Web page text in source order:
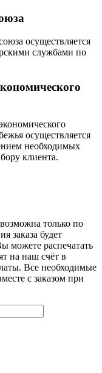
осуществляется
службами по
осуществляется
необходимых
клиента.
только по
заказа будет
можете распечатать
на наш счёт в
Все необходимые
с заказом при